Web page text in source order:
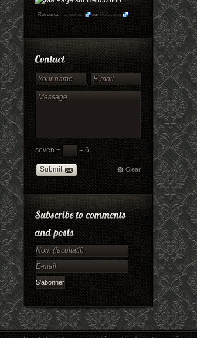
Retrouvez maryophoto sur Hellocoton
seven − = 6
Submit Clear